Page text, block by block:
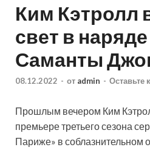
Ким Кэтролл
свет в
Саманты
08.12.2022 - от admin - Оставьте
Прошлым вечером Ким
премьере третьего сезона
Париже» в соблазнительном